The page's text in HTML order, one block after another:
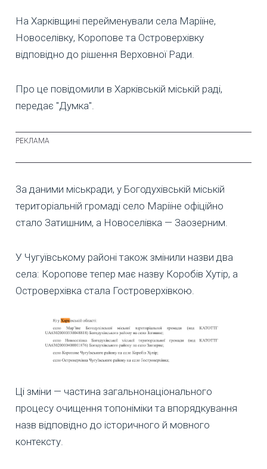
На Харківщині перейменували села Маріїне,
Новоселівку, Коропове та Островерхівку
відповідно до рішення Верховної Ради.
Про це повідомили в Харківській міській раді,
передає "Думка".
За даними міськради, у Богодухівській міській
територіальній громаді село Маріїне офіційно
стало Затишним, а Новоселівка — Заозерним.
У Чугуївському районі також змінили назви два
села: Коропове тепер має назву Коробів Хутір, а
Островерхівка стала Гостроверхівкою.
Ці зміни — частина загальнонаціонального
процесу очищення топоніміки та впорядкування
назв відповідно до історичного й мовного
контексту.